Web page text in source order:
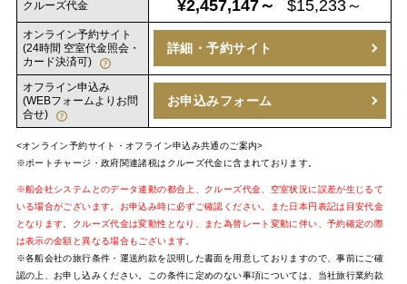
クルーズ代金 ¥2,457,147～ $15,233～
オンライン予約サイト
(24時間 空室代金照会・
カード決済可)
詳細・予約サイト
オフライン申込み
(WEBフォームよりお問
合せ)
お申込みフォーム
<オンライン予約サイト・オフライン申込み共通のご案内>
※ポートチャージ・政府関連諸税はクルーズ代金に含まれております。
※船会社システムとのデータ連動の都合上、クルーズ代金、空室状況に誤差が生じるて
いる場合がございます。お申込み時に必ずご確認ください。また日本円表記は目安代金
となります。クルーズ代金は変動性となり、また為替レート変動に伴い、予約確定の際
は表示の金額と異なる場合もございます。
※各船会社の旅行条件・運送約款を説明した書面を用意しておりますので、事前にご確
認の上、お申し込みください。この条件に定めのない事項については、当社旅行業約款